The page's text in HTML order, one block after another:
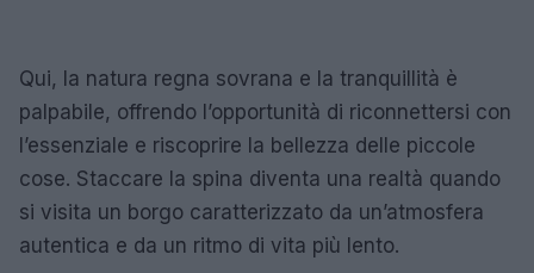
Qui, la natura regna sovrana e la tranquillità è
palpabile, offrendo l’opportunità di riconnettersi con
l’essenziale e riscoprire la bellezza delle piccole
cose. Staccare la spina diventa una realtà quando
si visita un borgo caratterizzato da un’atmosfera
autentica e da un ritmo di vita più lento.